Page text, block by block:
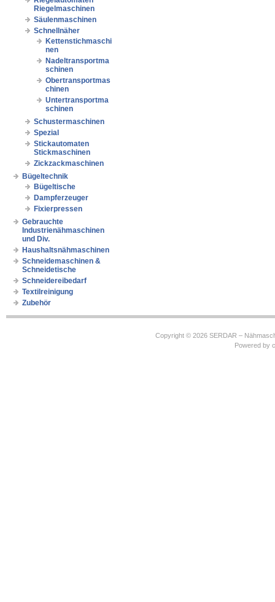
Riegelmaschinen
Säulenmaschinen
Schnellnäher
Kettenstichmaschi
nen
Nadeltransportma
schinen
Obertransportmas
chinen
Untertransportma
schinen
Schustermaschinen
Spezial
Stickautomaten
Stickmaschinen
Zickzackmaschinen
Bügeltechnik
Bügeltische
Dampferzeuger
Fixierpressen
Gebrauchte
Industrienähmaschinen
und Div.
Haushaltsnähmaschinen
Schneidemaschinen &
Schneidetische
Schneidereibedarf
Textilreinigung
Zubehör
Copyright © 2026 SERDAR –
Powered by